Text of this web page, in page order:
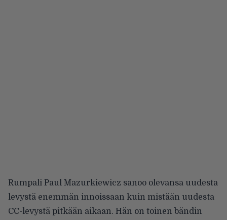
Rumpali Paul Mazurkiewicz sanoo olevansa uudesta
levystä enemmän innoissaan kuin mistään uudesta
CC-levystä pitkään aikaan. Hän on toinen bändin